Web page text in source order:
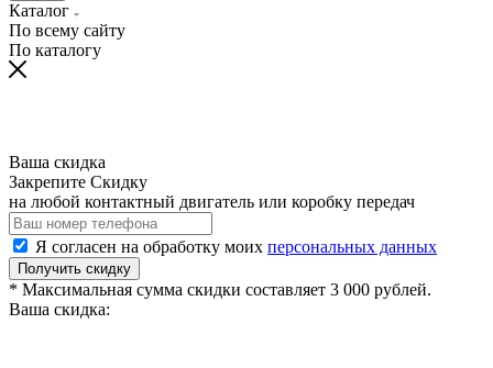
Каталог
По всему сайту
По каталогу
Ваша скидка
Закрепите Скидку
на любой контактный двигатель или коробку передач
Я согласен на обработку моих персональных данных
Получить скидку
* Максимальная сумма скидки составляет 3 000 рублей.
Ваша скидка: